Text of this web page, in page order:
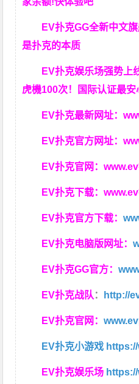
EV扑克GG全新中文
是扑克的本质
EV扑克娱乐场强势上
虎機100次！国际认证最安
EV扑克最新网址：
EV扑克官方网址：
EV扑克官网：
EV扑克下载：
EV扑克官方下载：
EV扑克电脑版网址：
EV扑克GG官方：
EV扑克战队 ： http://
EV扑克官网：
EV扑克小游戏
EV扑克娱乐场